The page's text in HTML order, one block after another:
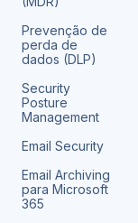
Prevenção de
perda de
dados (DLP)
Security
Posture
Management
Email Security
Email Archiving
para Microsoft
365